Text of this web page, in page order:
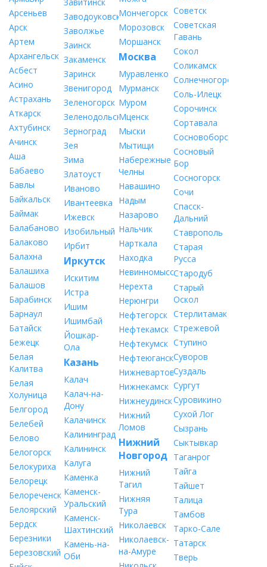
Арсеньев
Арск
Артем
Архангельск
Асбест
Асино
Астрахань
Аткарск
Ахтубинск
Ачинск
Аша
Бабаево
Бавлы
Байкальск
Баймак
Балабаново
Балаково
Балахна
Балашиха
Балашов
Барабинск
Барнаул
Батайск
Бежецк
Белая
Калитва
Белая
Холуница
Белгород
Белебей
Белово
Белогорск
Белокуриха
Белорецк
Белореченск
Белоярский
Бердск
Березники
Березовский
Заводоуковск
Заволжье
Заинск
Закаменск
Заринск
Звенигород
Зеленогорск
Зеленодольск
Зерноград
Зея
Зима
Златоуст
Иваново
Ивантеевка
Ижевск
Изобильный
Ирбит
Иркутск
Искитим
Истра
Ишим
Ишимбай
Йошкар-
Ола
Казань
Калач
Калач-на-
Дону
Калачинск
Калининград
Калининск
Калуга
Каменка
Каменск-
Уральский
Каменск-
Шахтинский
Камень-на-
Оби
Мончегорск
Морозовск
Моршанск
Москва
Муравленко
Мурманск
Муром
Мценск
Мыски
Мытищи
Набережные
Челны
Навашино
Надым
Назарово
Нальчик
Нарткала
Находка
Невинномысск
Нерехта
Нерюнгри
Нефтегорск
Нефтекамск
Нефтекумск
Нефтеюганск
Нижневартовск
Нижнекамск
Нижнеудинск
Нижний
Ломов
Нижний
Новгород
Нижний
Тагил
Нижняя
Тура
Николаевск
Николаевск-
на-Амуре
Советск
Советская
Гавань
Сокол
Соликамск
Солнечногорск
Соль-Илецк
Сорочинск
Сортавала
Сосновоборск
Сосновый
Бор
Сосногорск
Сочи
Спасск-
Дальний
Ставрополь
Старая
Русса
Стародуб
Старый
Оскол
Стерлитамак
Стрежевой
Ступино
Суворов
Суздаль
Сургут
Суровикино
Сухой Лог
Сызрань
Сыктывкар
Таганрог
Тайга
Тайшет
Талица
Тамбов
Тарко-Сале
Татарск
Тверь